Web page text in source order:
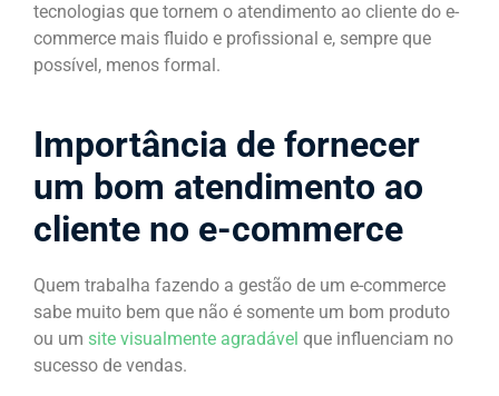
tecnologias que tornem o atendimento ao cliente do e-
commerce mais fluido e profissional e, sempre que
possível, menos formal.
Importância de fornecer
um bom atendimento ao
cliente no e-commerce
Quem trabalha fazendo a gestão de um e-commerce
sabe muito bem que não é somente um bom produto
ou um site visualmente agradável que influenciam no
sucesso de vendas.